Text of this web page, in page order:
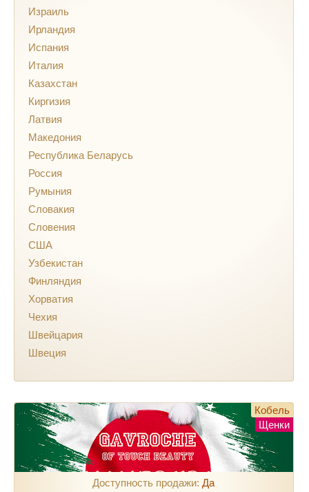
Израиль
Ирландия
Испания
Италия
Казахстан
Киргизия
Латвия
Македония
Республика Беларусь
Россия
Румыния
Словакия
Словения
США
Узбекистан
Финляндия
Хорватия
Чехия
Швейцария
Швеция
Кобель
Щенки
Доступность продажи:Да